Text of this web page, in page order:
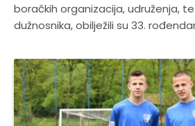
boračkih organizacija, udruženja,
dužnosnika, obilježili su 33.